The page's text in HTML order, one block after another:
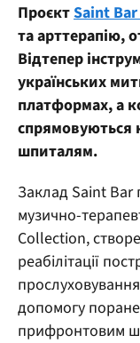
ПроєктSaint
та арттерапію,
Відтепер
українських
платформах, а
спрямовуються
шпиталям.
Заклад Saint Bar
музично-
Collection,
реабілітації
допомогу
прифронтовим